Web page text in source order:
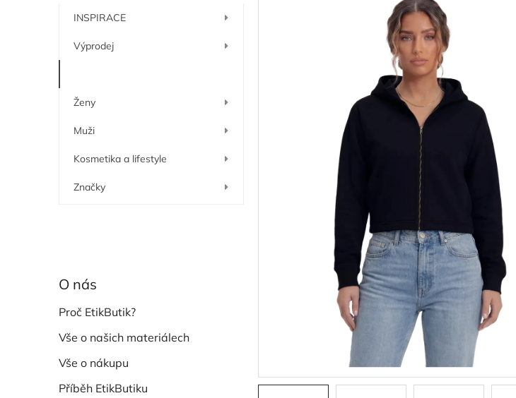
n
í
INSPIRACE
Výprodej
Ženy
Muži
Kosmetika a lifestyle
Značky
O nás
Proč EtikButik?
Vše o našich materiálech
Vše o nákupu
Příběh EtikButiku